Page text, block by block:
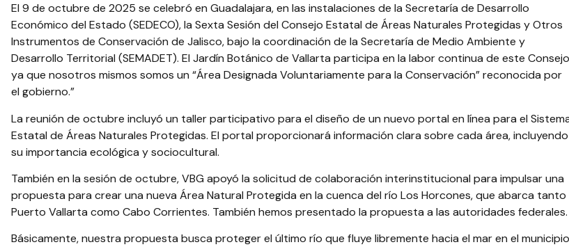
El 9 de octubre de 2025 se celebró en Guadalajara, en las instalaciones de la Secretaría de Desarrollo
Económico del Estado (SEDECO), la Sexta Sesión del Consejo Estatal de Áreas Naturales Protegidas y Otros
Instrumentos de Conservación de Jalisco, bajo la coordinación de la Secretaría de Medio Ambiente y
Desarrollo Territorial (SEMADET). El Jardín Botánico de Vallarta participa en la labor continua de este
ya que nosotros mismos somos un “Área Designada Voluntariamente para la Conservación” reconocida por
el gobierno.”
La reunión de octubre incluyó un taller participativo para el diseño de un nuevo portal en línea para el
Estatal de Áreas Naturales Protegidas. El portal proporcionará información clara sobre cada área, incluyendo
su importancia ecológica y sociocultural.
También en la sesión de octubre, VBG apoyó la solicitud de colaboración interinstitucional para impulsar una
propuesta para crear una nueva Área Natural Protegida en la cuenca del río Los Horcones, que abarca tanto
Puerto Vallarta como Cabo Corrientes. También hemos presentado la propuesta a las autoridades federales.
Básicamente, nuestra propuesta busca proteger el último río que fluye libremente hacia el mar en el municipio